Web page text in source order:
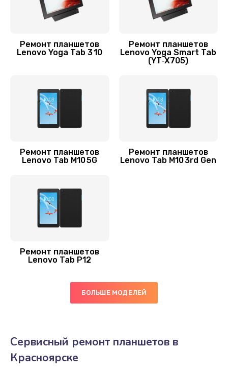
Ремонт планшетов
Lenovo Yoga Tab 3 10
Ремонт планшетов
Lenovo Yoga Smart Tab
(YT‑X705)
Ремонт планшетов
Lenovo Tab M10 5G
Ремонт планшетов
Lenovo Tab M10 3rd Gen
Ремонт планшетов
Lenovo Tab P12
БОЛЬШЕ МОДЕЛЕЙ
Сервисный ремонт планшетов в
Красноярске